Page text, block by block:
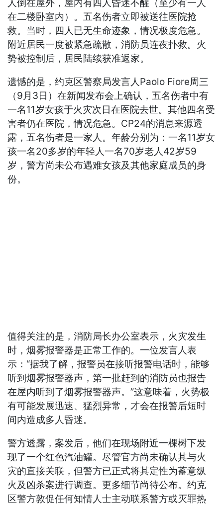
人倒在屋外，屋内有四人昏迷不醒（至少有一人
在二楼卧室内）。五名伤者立即被送往医院抢
救。当时，四人已无生命迹象，情况极度危急。
附近居民一度被紧急疏散，消防员连夜扑救。火
势被控制后，居民陆续获准返家。
遗憾的是，约克区警察局发言人Paolo Fiore周三
（9月3日）在新闻发布会上确认，五名伤者中有
一名11岁女孩于火灾次日在医院去世。其他四名受
害者仍在医院，情况危急。CP24的消息来源透
露，五名伤者是一家人。年龄分别为：一名11岁女
孩一名20多岁的年轻人一名70岁老人42岁59
岁，警方尚未公布遇难女孩及其他家庭成员的身
份。
值得关注的是，消防局长办公室表示，火灾发生
时，烟雾报警器是正常工作的。一位发言人表
示：“据我了解，报警员在接听报警电话时，能够
听到烟雾报警器声，第一批赶到的消防员也报告
在屋内听到了烟雾报警器声。”这意味着，火势极
有可能发展迅速、猛烈异常，才会在报警后短时
间内造成多人昏迷。
警方透露，案发后，他们在现场附近一棵树下发
现了一个红色汽油罐。尽管官方尚未确认其与火
灾的直接关联，但警方已正式将其定性为蓄意纵
火及凶杀案进行调查。更多细节尚待公布。约克
区警方敦促任何知情人士主动联系警方或灭罪热